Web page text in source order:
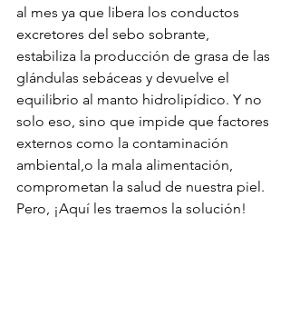
al mes ya que libera los conductos
excretores del sebo sobrante,
estabiliza la producción de grasa de las
glándulas sebáceas y devuelve el
equilibrio al manto hidrolipídico. Y no
solo eso, sino que impide que factores
externos como la contaminación
ambiental,o la mala alimentación,
comprometan la salud de nuestra piel.
Pero, ¡Aquí les traemos la solución!